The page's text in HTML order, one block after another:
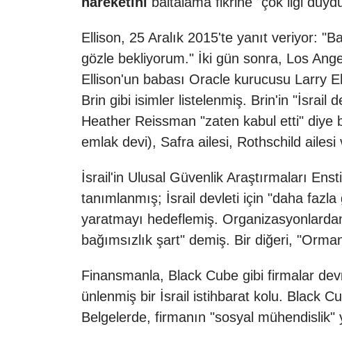
Ellison, 25 Aralık 2015'te yanıt veriyor:
gözle bekliyorum." İki gün sonra, Los
Ellison'un babası Oracle kurucusu Larry
Brin gibi isimler listelenmiş. Brin'in "İsrail
Heather Reissman "zaten kabul etti" diye
emlak devi), Safra ailesi, Rothschild
İsrail'in Ulusal Güvenlik Araştırmaları
tanımlanmış; İsrail devleti için "daha
yaratmayı hedeflemiş.
bağımsızlık şart" demiş. Bir diğeri,
Finansmanla, Black Cube gibi firmalar
ünlenmiş bir İsrail istihbarat kolu. Black
Belgelerde, firmanın "sosyal mühendislik"